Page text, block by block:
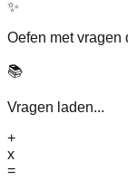
✨
Oefen met
📚
Vragen laden...
+
x
=